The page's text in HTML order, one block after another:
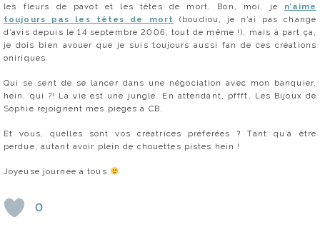
les fleurs de pavot et les têtes de mort. Bon, moi, je n’aime
toujours pas les têtes de mort (boudiou, je n’ai pas changé
d’avis depuis le 14 septembre 2006, tout de même !), mais à part ça,
je dois bien avouer que je suis toujours aussi fan de ces créations
oniriques.
Qui se sent de se lancer dans une négociation avec mon banquier,
hein, qui ?! La vie est une jungle. En attendant, pffft, Les Bijoux de
Sophie rejoignent mes pièges à CB.
Et vous, quelles sont vos créatrices préférées ? Tant qu’à être
perdue, autant avoir plein de chouettes pistes hein !
Joyeuse journée à tous
0